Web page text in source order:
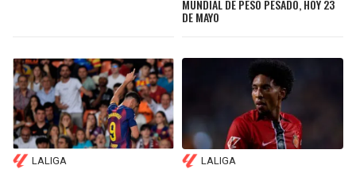
MUNDIAL DE PESO PESADO, HOY 23
DE MAYO
LALIGA LALIGA